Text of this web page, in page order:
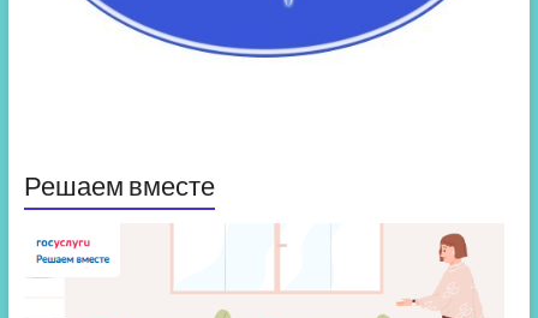
Решаем вместе